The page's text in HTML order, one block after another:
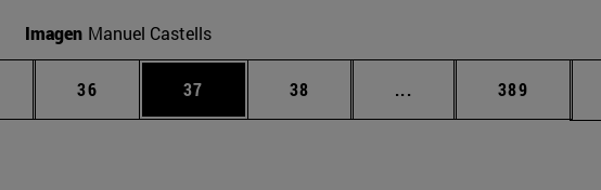
Imagen Manuel Castells
Páginas intermedias Use TAB para desplazarse.
Página
36 Página
37 Página
38 ... Páginas intermedias
Página
389